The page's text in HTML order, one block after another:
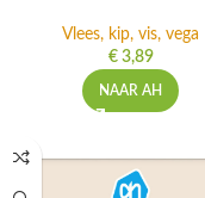
Vlees, kip, vis, vega
€3,89
NAAR AH